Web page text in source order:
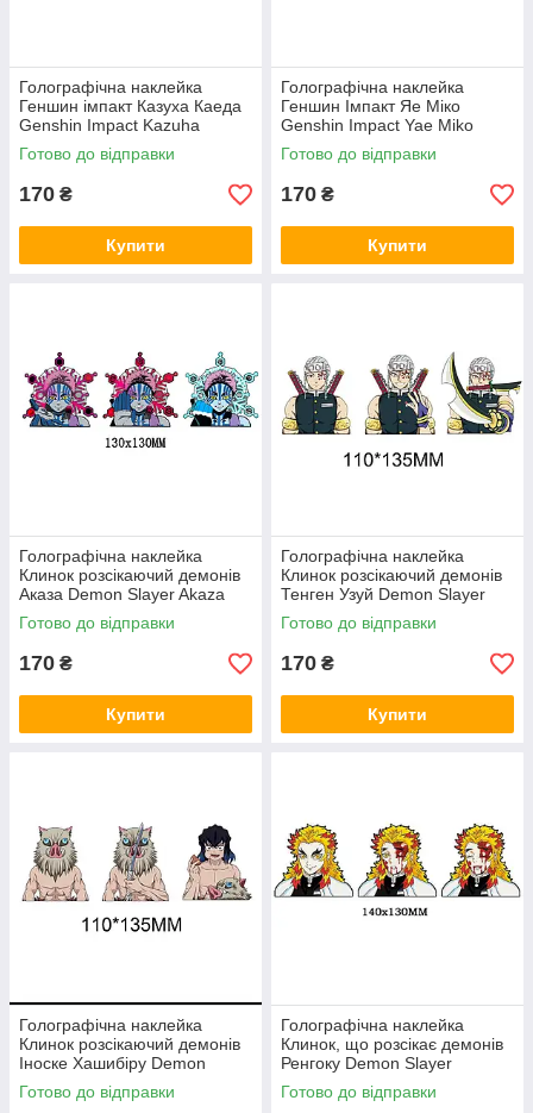
Голографічна наклейка
Геншин імпакт Казуха Каеда
Genshin Impact Kazuha
Kaeda 120x130 мм
Готово до відправки
170 ₴
Купити
Голографічна наклейка
Геншин Імпакт Яе Міко
Genshin Impact Yae Miko
109x130 мм
Готово до відправки
170 ₴
Купити
Голографічна наклейка
Клинок розсікаючий демонів
Аказа Demon Slayer Akaza
130x130 мм
Готово до відправки
170 ₴
Купити
Голографічна наклейка
Клинок розсікаючий демонів
Тенген Узуй Demon Slayer
Uzui Tengen 110x135 мм
Готово до відправки
170 ₴
Купити
Голографічна наклейка
Клинок розсікаючий демонів
Іноске Хашибіру Demon
Slayer Inosuke Hashibira
110x135 мм
Готово до відправки
Голографічна наклейка
Клинок, що розсікає демонів
Ренгоку Demon Slayer
Rengoku
Готово до відправки